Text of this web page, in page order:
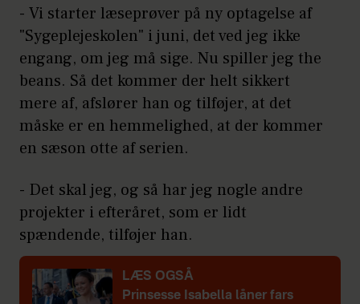
- Vi starter læseprøver på ny optagelse af
"Sygeplejeskolen" i juni, det ved jeg ikke
engang, om jeg må sige. Nu spiller jeg the
beans. Så det kommer der helt sikkert
mere af, afslører han og tilføjer, at det
måske er en hemmelighed, at der kommer
en sæson otte af serien.
- Det skal jeg, og så har jeg nogle andre
projekter i efteråret, som er lidt
spændende, tilføjer han.
LÆS OGSÅ
Prinsesse Isabella låner fars